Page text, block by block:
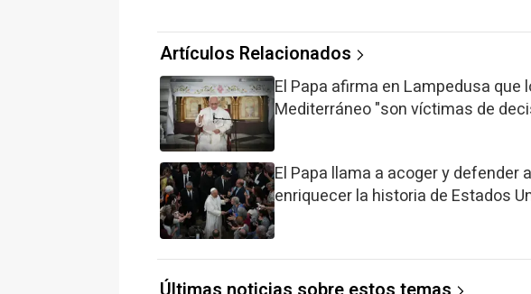
Artículos Relacionados
El Papa afirma en Lampedusa que
Mediterráneo "son víctimas de
El Papa llama a acoger y defender
enriquecer la historia de Estados